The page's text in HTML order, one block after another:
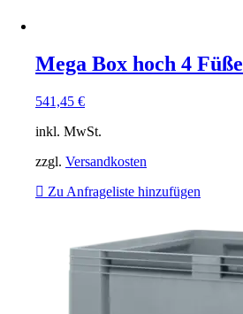
Mega Box hoch 4 Füße
541,45 €
inkl. MwSt.
zzgl. Versandkosten
Zu Anfrageliste hinzufügen